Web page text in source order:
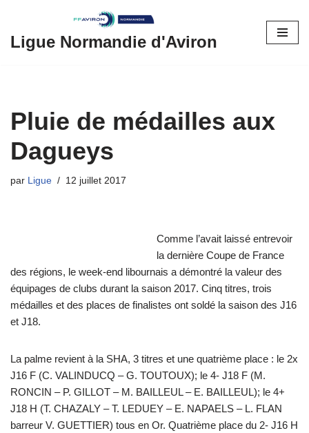
Aller
Ligue Normandie d'Aviron
Pluie de médailles aux
Dagueys
par Ligue 12 juillet 2017
Comme l’avait laissé entrevoir
la dernière Coupe de France
des régions, le week-end libournais a démontré la valeur des
équipages de clubs durant la saison 2017. Cinq titres, trois
médailles et des places de finalistes ont soldé la saison des J16
et J18.
La palme revient à la SHA, 3 titres et une quatrième place : le 2x
J16 F (C. VALINDUCQ – G. TOUTOUX); le 4- J18 F (M.
RONCIN – P. GILLOT – M. BAILLEUL – E. BAILLEUL); le 4+
J18 H (T. CHAZALY – T. LEDUEY – E. NAPAELS – L. FLAN
barreur V. GUETTIER) tous en Or. Quatrième place du 2- J16 H